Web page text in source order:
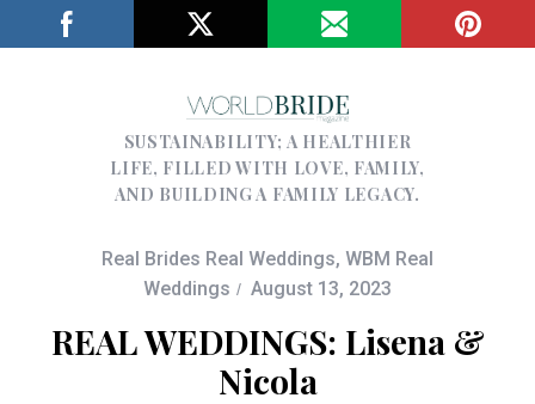
SUSTAINABILITY; A HEALTHIER
LIFE, FILLED WITH LOVE, FAMILY,
AND BUILDING A FAMILY LEGACY.
Real Brides Real Weddings, WBM Real
Weddings
August 13, 2023
REAL WEDDINGS: Lisena &
Nicola